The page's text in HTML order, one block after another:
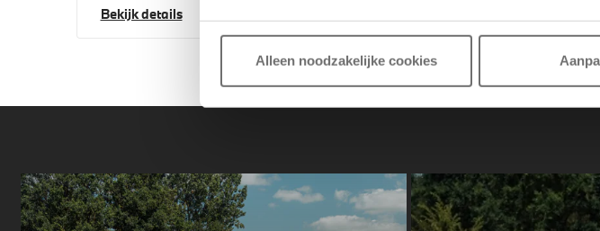
Alleen noodzakelijke cookies
Bekijk details